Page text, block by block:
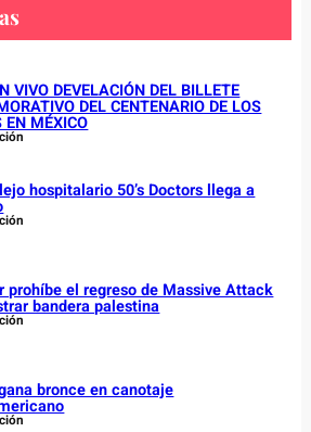
VIVO DEVELACIÓN DEL BILLETE
DEL CENTENARIO DE LOS
EN MÉXICO
hospitalario 50’s Doctors llega a
prohíbe el regreso de Massive Attack
bandera palestina
bronce en canotaje